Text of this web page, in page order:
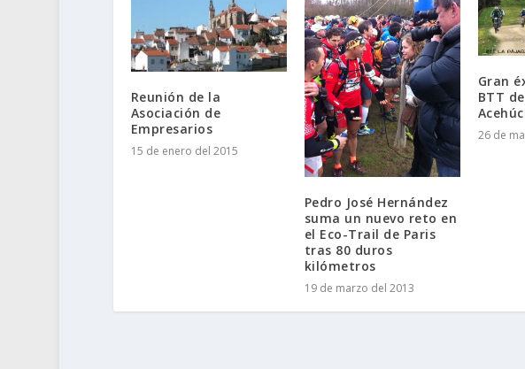
Reunión de la
Asociación de
Empresarios
15 de enero del 2015
Pedro José Hernández
suma un nuevo reto en
el Eco-Trail de Paris
tras 80 duros
kilómetros
19 de marzo del 2013
Gran
BTT
26 de